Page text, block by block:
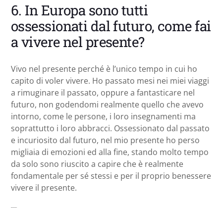
6. In Europa sono tutti
ossessionati dal futuro, come fai
a vivere nel presente?
Vivo nel presente perché è l’unico tempo in cui ho
capito di voler vivere. Ho passato mesi nei miei viaggi
a rimuginare il passato, oppure a fantasticare nel
futuro, non godendomi realmente quello che avevo
intorno, come le persone, i loro insegnamenti ma
soprattutto i loro abbracci. Ossessionato dal passato
e incuriosito dal futuro, nel mio presente ho perso
migliaia di emozioni ed alla fine, stando molto tempo
da solo sono riuscito a capire che è realmente
fondamentale per sé stessi e per il proprio benessere
vivere il presente.